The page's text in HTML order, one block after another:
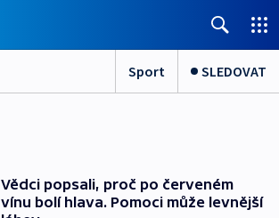
Sport SLEDOVAT
Vědci popsali, proč po červeném
vínu bolí hlava. Pomoci může levnější